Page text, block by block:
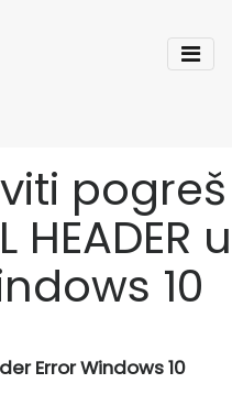
pogreš
HEADER u
10
Error Windows 10